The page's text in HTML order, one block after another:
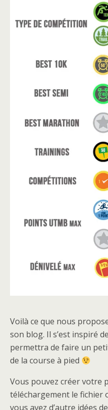
Voilà ce que nous
son blog. Il s’est inspiré
permettra de faire un
de la course à pied
Vous pouvez créer votre
téléchargement le fichier
vous avez d’autre idées